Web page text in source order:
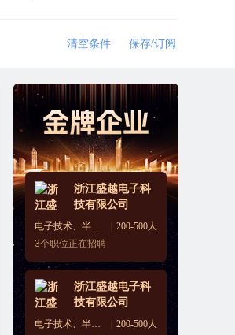
清空条件 保存/订阅
浙江盛越电子科
技有限公司
电子技术、半导体、集成电路
200-500人
3个职位正在招聘
浙江盛越电子科
技有限公司
电子技术、半导体、集成电路
200-500人